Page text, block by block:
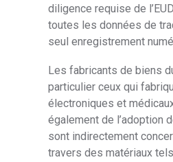
diligence requise de
toutes les données de
seul enregistrement
Les fabricants de biens
particulier ceux qui
électroniques et
également de l’adoption
sont indirectement
travers des matériaux